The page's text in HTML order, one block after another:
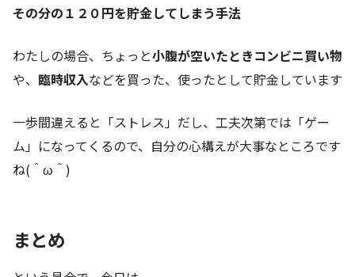
その分の１２０円を貯金してしまう手法
わたしの場合、ちょっと小腹が空いたときコンビニ買い物
や、 臨時収入などを買った、使ったとして貯金しています
一歩間違えると「ストレス」だし、工夫次第では「ゲー
ム」になってくるので、自分の心構えが大事なところです
ね(＾ω＾)
まとめ